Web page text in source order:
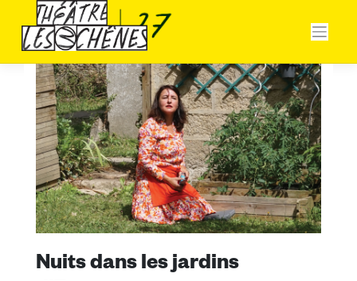
Panneau de gestion des cookies
content
Nuits dans les jardins